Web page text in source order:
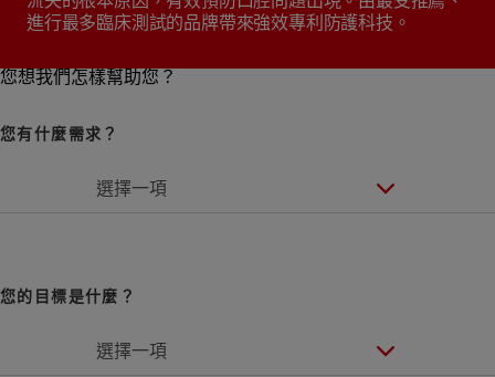
進行最多臨床測試的品牌帶來強效專利防護科技。
您想我們怎樣幫助您？
您有什麼需求？
選擇一項
您的目標是什麼？
選擇一項